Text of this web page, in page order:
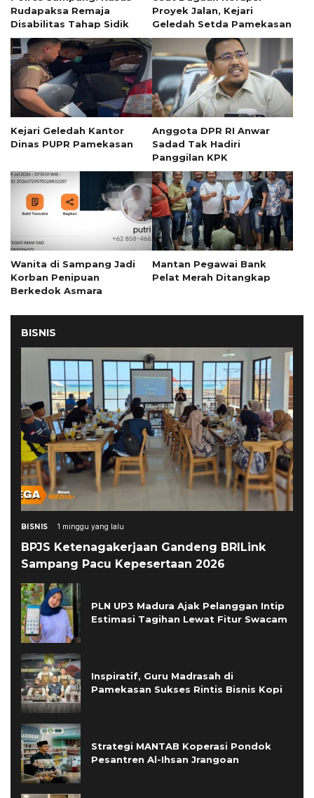
Rudapaksa Remaja
Disabilitas Tahap Sidik
Proyek Jalan, Kejari
Geledah Setda Pamekasan
Kejari Geledah Kantor
Dinas PUPR Pamekasan
Anggota DPR RI Anwar
Sadad Tak Hadiri
Panggilan KPK
Wanita di Sampang Jadi
Korban Penipuan
Berkedok Asmara
Mantan Pegawai Bank
Pelat Merah Ditangkap
BISNIS
BISNIS 1 minggu yang lalu
BPJS Ketenagakerjaan Gandeng BRILink
Sampang Pacu Kepesertaan 2026
PLN UP3 Madura Ajak Pelanggan Intip
Estimasi Tagihan Lewat Fitur Swacam
Inspiratif, Guru Madrasah di
Pamekasan Sukses Rintis Bisnis Kopi
Strategi MANTAB Koperasi Pondok
Pesantren Al-Ihsan Jrangoan